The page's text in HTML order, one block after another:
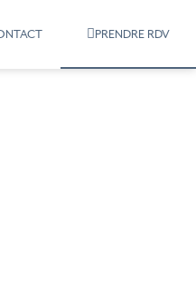
PRENDRE RDV